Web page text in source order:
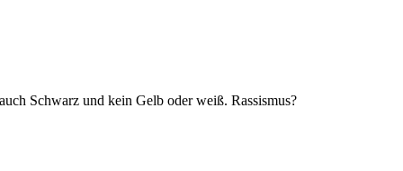
Schwarz und kein Gelb oder weiß. Rassismus?